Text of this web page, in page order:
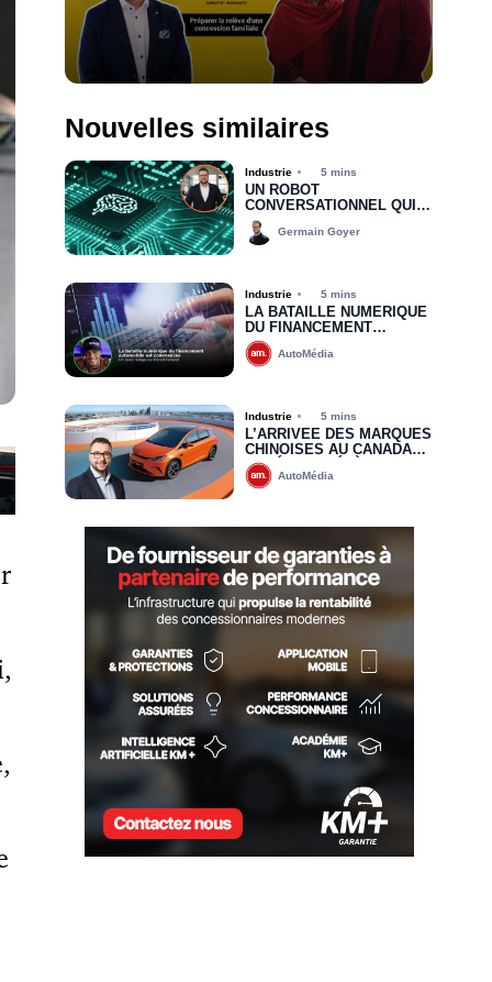
Nouvelles similaires
Industrie 5 mins
UN ROBOT
CONVERSATIONNEL QUI
INTERAGIT AVEC LES
CLIENTS ? ON PRÉFÈRE
Germain Goyer
Industrie 5 mins
LA BATAILLE NUMÉRIQUE
DU FINANCEMENT
AUTOMOBILE EST
COMMENCÉE
AutoMédia
Industrie 5 mins
L’ARRIVÉE DES MARQUES
CHINOISES AU CANADA
REDÉFINIT DÉJÀ LES
RÈGLES DU JEU : VERS
AutoMédia